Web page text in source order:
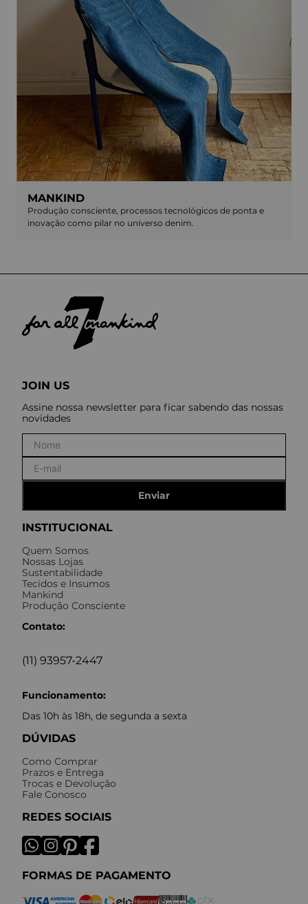
MANKIND
Produção consciente, processos tecnológicos de ponta e
inovação como pilar no universo denim.
INSTITUCIONAL
Quem Somos
Nossas Lojas
Sustentabilidade
Tecidos e Insumos
Mankind
Produção Consciente
Contato:
(11) 93957-2447
Funcionamento:
Das 10h às 18h, de segunda a sexta
DÚVIDAS
Como Comprar
Prazos e Entrega
Trocas e Devolução
Fale Conosco
REDES SOCIAIS
FORMAS DE PAGAMENTO
JOIN US
Assine nossa newsletter para ficar sabendo das nossas
novidades
Enviar